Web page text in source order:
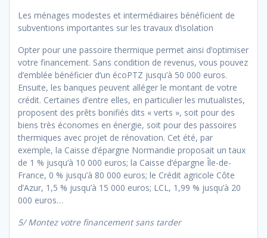
Les ménages modestes et intermédiaires bénéficient de
subventions importantes sur les travaux d’isolation
Opter pour une passoire thermique permet ainsi d’optimiser
votre financement. Sans condition de revenus, vous pouvez
d’emblée bénéficier d’un écoPTZ jusqu’à 50 000 euros.
Ensuite, les banques peuvent alléger le montant de votre
crédit. Certaines d’entre elles, en particulier les mutualistes,
proposent des prêts bonifiés dits « verts », soit pour des
biens très économes en énergie, soit pour des passoires
thermiques avec projet de rénovation. Cet été, par
exemple, la Caisse d’épargne Normandie proposait un taux
de 1 % jusqu’à 10 000 euros; la Caisse d’épargne Île-de-
France, 0 % jusqu’à 80 000 euros; le Crédit agricole Côte
d’Azur, 1,5 % jusqu’à 15 000 euros; LCL, 1,99 % jusqu’à 20
000 euros…
5/ Montez votre financement sans tarder